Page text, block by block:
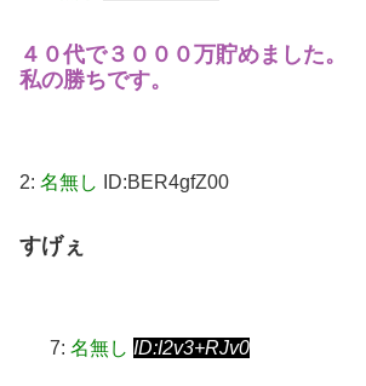
４０代で３０００万貯めました。
私の勝ちです。
2: 名無し ID:BER4gfZ00
すげぇ
7: 名無し ID:I2v3+RJv0